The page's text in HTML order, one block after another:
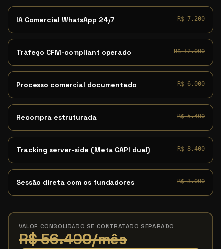
IA Comercial WhatsApp 24/7 R$ 7.200
Tráfego CFM-compliant operado R$ 12.000
Processo comercial documentado R$ 6.000
Recompra estruturada R$ 5.400
Tracking server-side (Meta CAPI dual) R$ 8.400
Sessão direta com os fundadores R$ 3.000
VALOR CONSOLIDADO SE CONTRATADO SEPARADO
R$ 56.400/mês